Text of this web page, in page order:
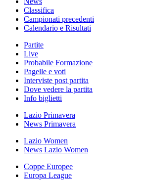
Classifica
Campionati precedenti
Calendario e Risultati
Partite
Live
Probabile Formazione
Pagelle e voti
Interviste post partita
Dove vedere la partita
Info biglietti
Lazio Primavera
News Primavera
Lazio Women
News Lazio Women
Coppe Europee
Europa League